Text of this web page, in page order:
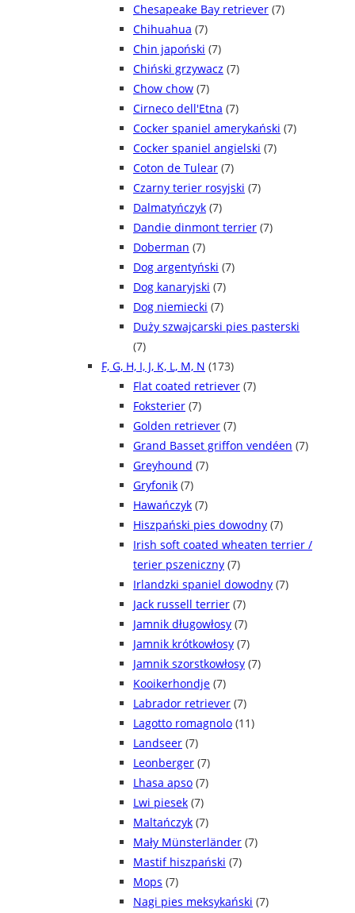
Chesapeake Bay retriever (7)
Chihuahua (7)
Chin japoński (7)
Chiński grzywacz (7)
Chow chow (7)
Cirneco dell'Etna (7)
Cocker spaniel amerykański (7)
Cocker spaniel angielski (7)
Coton de Tulear (7)
Czarny terier rosyjski (7)
Dalmatyńczyk (7)
Dandie dinmont terrier (7)
Doberman (7)
Dog argentyński (7)
Dog kanaryjski (7)
Dog niemiecki (7)
Duży szwajcarski pies pasterski
(7)
F, G, H, I, J, K, L, M, N (173)
Flat coated retriever (7)
Foksterier (7)
Golden retriever (7)
Grand Basset griffon vendéen (7)
Greyhound (7)
Gryfonik (7)
Hawańczyk (7)
Hiszpański pies dowodny (7)
Irish soft coated wheaten terrier /
terier pszeniczny (7)
Irlandzki spaniel dowodny (7)
Jack russell terrier (7)
Jamnik długowłosy (7)
Jamnik krótkowłosy (7)
Jamnik szorstkowłosy (7)
Kooikerhondje (7)
Labrador retriever (7)
Lagotto romagnolo (11)
Landseer (7)
Leonberger (7)
Lhasa apso (7)
Lwi piesek (7)
Maltańczyk (7)
Mały Münsterländer (7)
Mastif hiszpański (7)
Mops (7)
Nagi pies meksykański (7)